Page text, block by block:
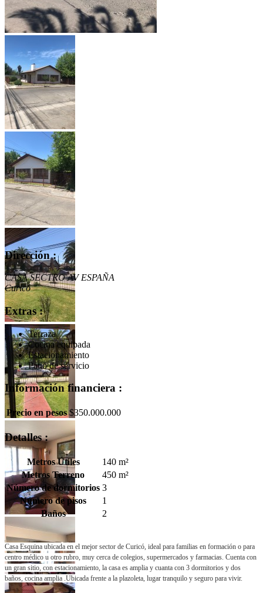
Dirección :
CASA SECTRO AV ESPAÑA
Curicó
Extras :
Terraza
Cocina equipada
Estacionamiento
Patio de servicio
Información financiera :
Precio en pesos $350.000.000
Detalles :
Metros Útiles
140 m²
Metros Terreno
450 m²
Número de dormitorios 3
Número de pisos
1
Baños
2
Tweet
Casa Esquina ubicada en el mejor sector de Curicó, ideal para familias en formación o para
centro médico u otro rubro, muy cerca de colegios, supermercados y farmacias. Cuenta con
un gran sitio, con estacionamiento, la casa es amplia y cuanta con 3 dormitorios y dos
baños, cocina amplia .Ubicada frente a la plazoleta, lugar tranquilo y seguro para vivir.